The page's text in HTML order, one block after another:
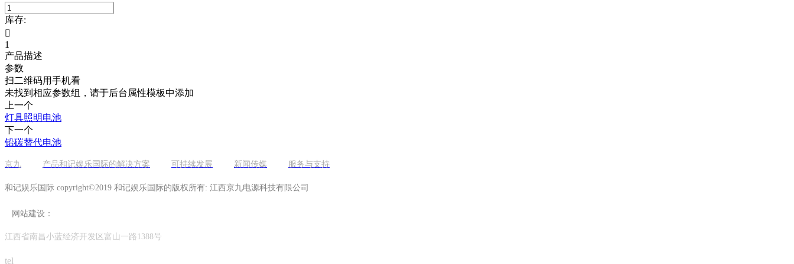
库存:

1
产品描述
参数
扫二维码用手机看
未找到相应参数组，请于后台属性模板中添加
上一个
灯具照明电池
下一个
铅碳替代电池
京九 产品和记娱乐国际的解决方案 可持续发展 新闻传媒 服务与支持
和记娱乐国际 copyright©2019 和记娱乐国际的版权所有: 江西京九电源科技有限公司
网站建设：
江西省南昌小蓝经济开发区富山一路1388号
tel